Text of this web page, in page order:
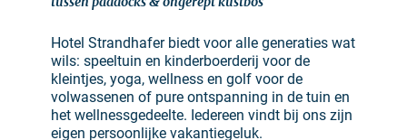
Hotel Strandhafer biedt voor alle generaties wat
wils: speeltuin en kinderboerderij voor de
kleintjes, yoga, wellness en golf voor de
volwassenen of pure ontspanning in de tuin en
het wellnessgedeelte. Iedereen vindt bij ons zijn
eigen persoonlijke vakantiegeluk.